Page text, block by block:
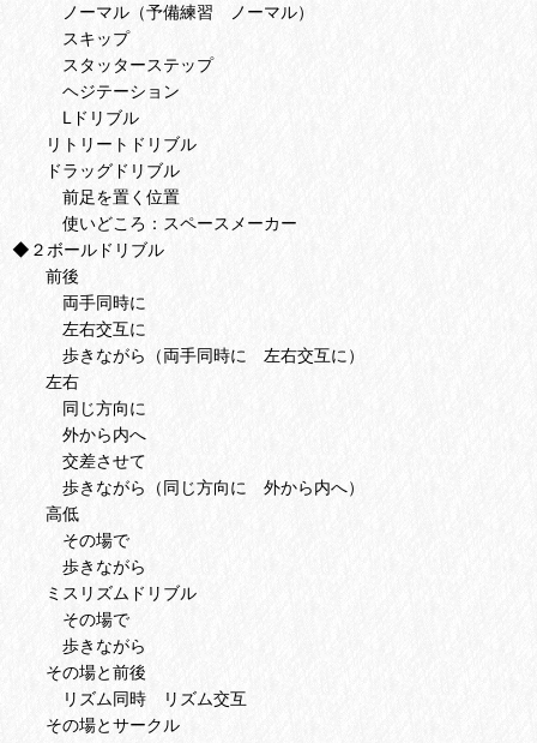
ノーマル（予備練習 ノーマル）
スキップ
スタッターステップ
ヘジテーション
Lドリブル
リトリートドリブル
ドラッグドリブル
前足を置く位置
使いどころ：スペースメーカー
◆２ボールドリブル
前後
両手同時に
左右交互に
歩きながら（両手同時に 左右交互に）
左右
同じ方向に
外から内へ
交差させて
歩きながら（同じ方向に 外から内へ）
高低
その場で
歩きながら
ミスリズムドリブル
その場で
歩きながら
その場と前後
リズム同時 リズム交互
その場とサークル